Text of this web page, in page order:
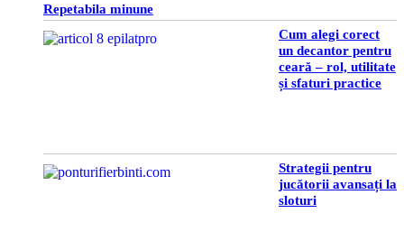
Repetabila minune
Cum alegi corect
un decantor pentru
ceară – rol, utilitate
și sfaturi practice
Strategii pentru
jucătorii avansați la
sloturi